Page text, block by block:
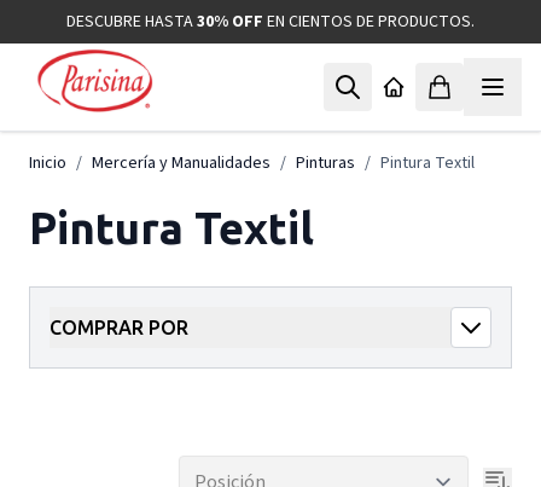
Ir al contenidoDESCUBRE HASTA30% OFF EN CIENTOS DE PRODUCTOS.
Inicio / Mercería y Manualidades / Pinturas / Pintura Textil
Pintura Textil
COMPRAR POR